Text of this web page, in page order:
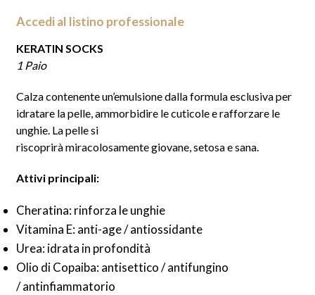
Accedi al listino professionale
KERATIN SOCKS
1 Paio
Calza contenente un’emulsione dalla formula esclusiva per
idratare la pelle, ammorbidire le cuticole e rafforzare le
unghie. La pelle si
riscoprirà miracolosamente giovane, setosa e sana.
Attivi principali:
Cheratina: rinforza le unghie
Vitamina E: anti-age / antiossidante
Urea: idrata in profondità
Olio di Copaiba: antisettico / antifungino
/ antinfiammatorio